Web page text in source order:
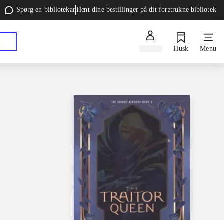
Spørg en bibliotekarHent dine bestillinger på dit foretrukne bibliotek
Husk Menu